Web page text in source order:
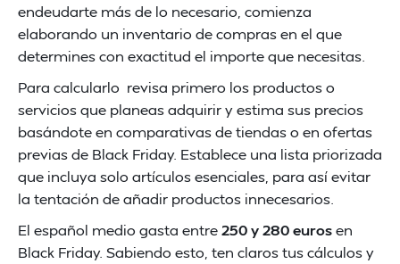
endeudarte más de lo necesario, comienza
elaborando un inventario de compras en el que
determines con exactitud el importe que necesitas.
Para calcularlo revisa primero los productos o
servicios que planeas adquirir y estima sus precios
basándote en comparativas de tiendas o en ofertas
previas de Black Friday. Establece una lista priorizada
que incluya solo artículos esenciales, para así evitar
la tentación de añadir productos innecesarios.
El español medio gasta entre250 y 280 eurosen
Black Friday. Sabiendo esto, ten claros tus cálculos y